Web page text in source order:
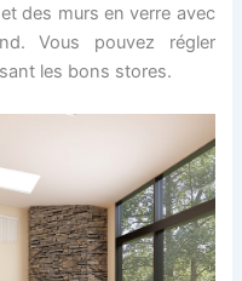
des murs en verre avec
Vous pouvez régler
les bons stores.